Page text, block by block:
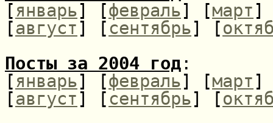
[январь] [февраль] [март]
[август] [сентябрь] [
Посты за 2004 год :
[январь] [февраль] [март]
[август] [сентябрь] [